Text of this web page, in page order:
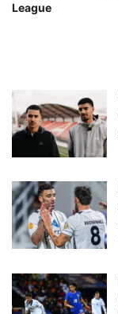
League